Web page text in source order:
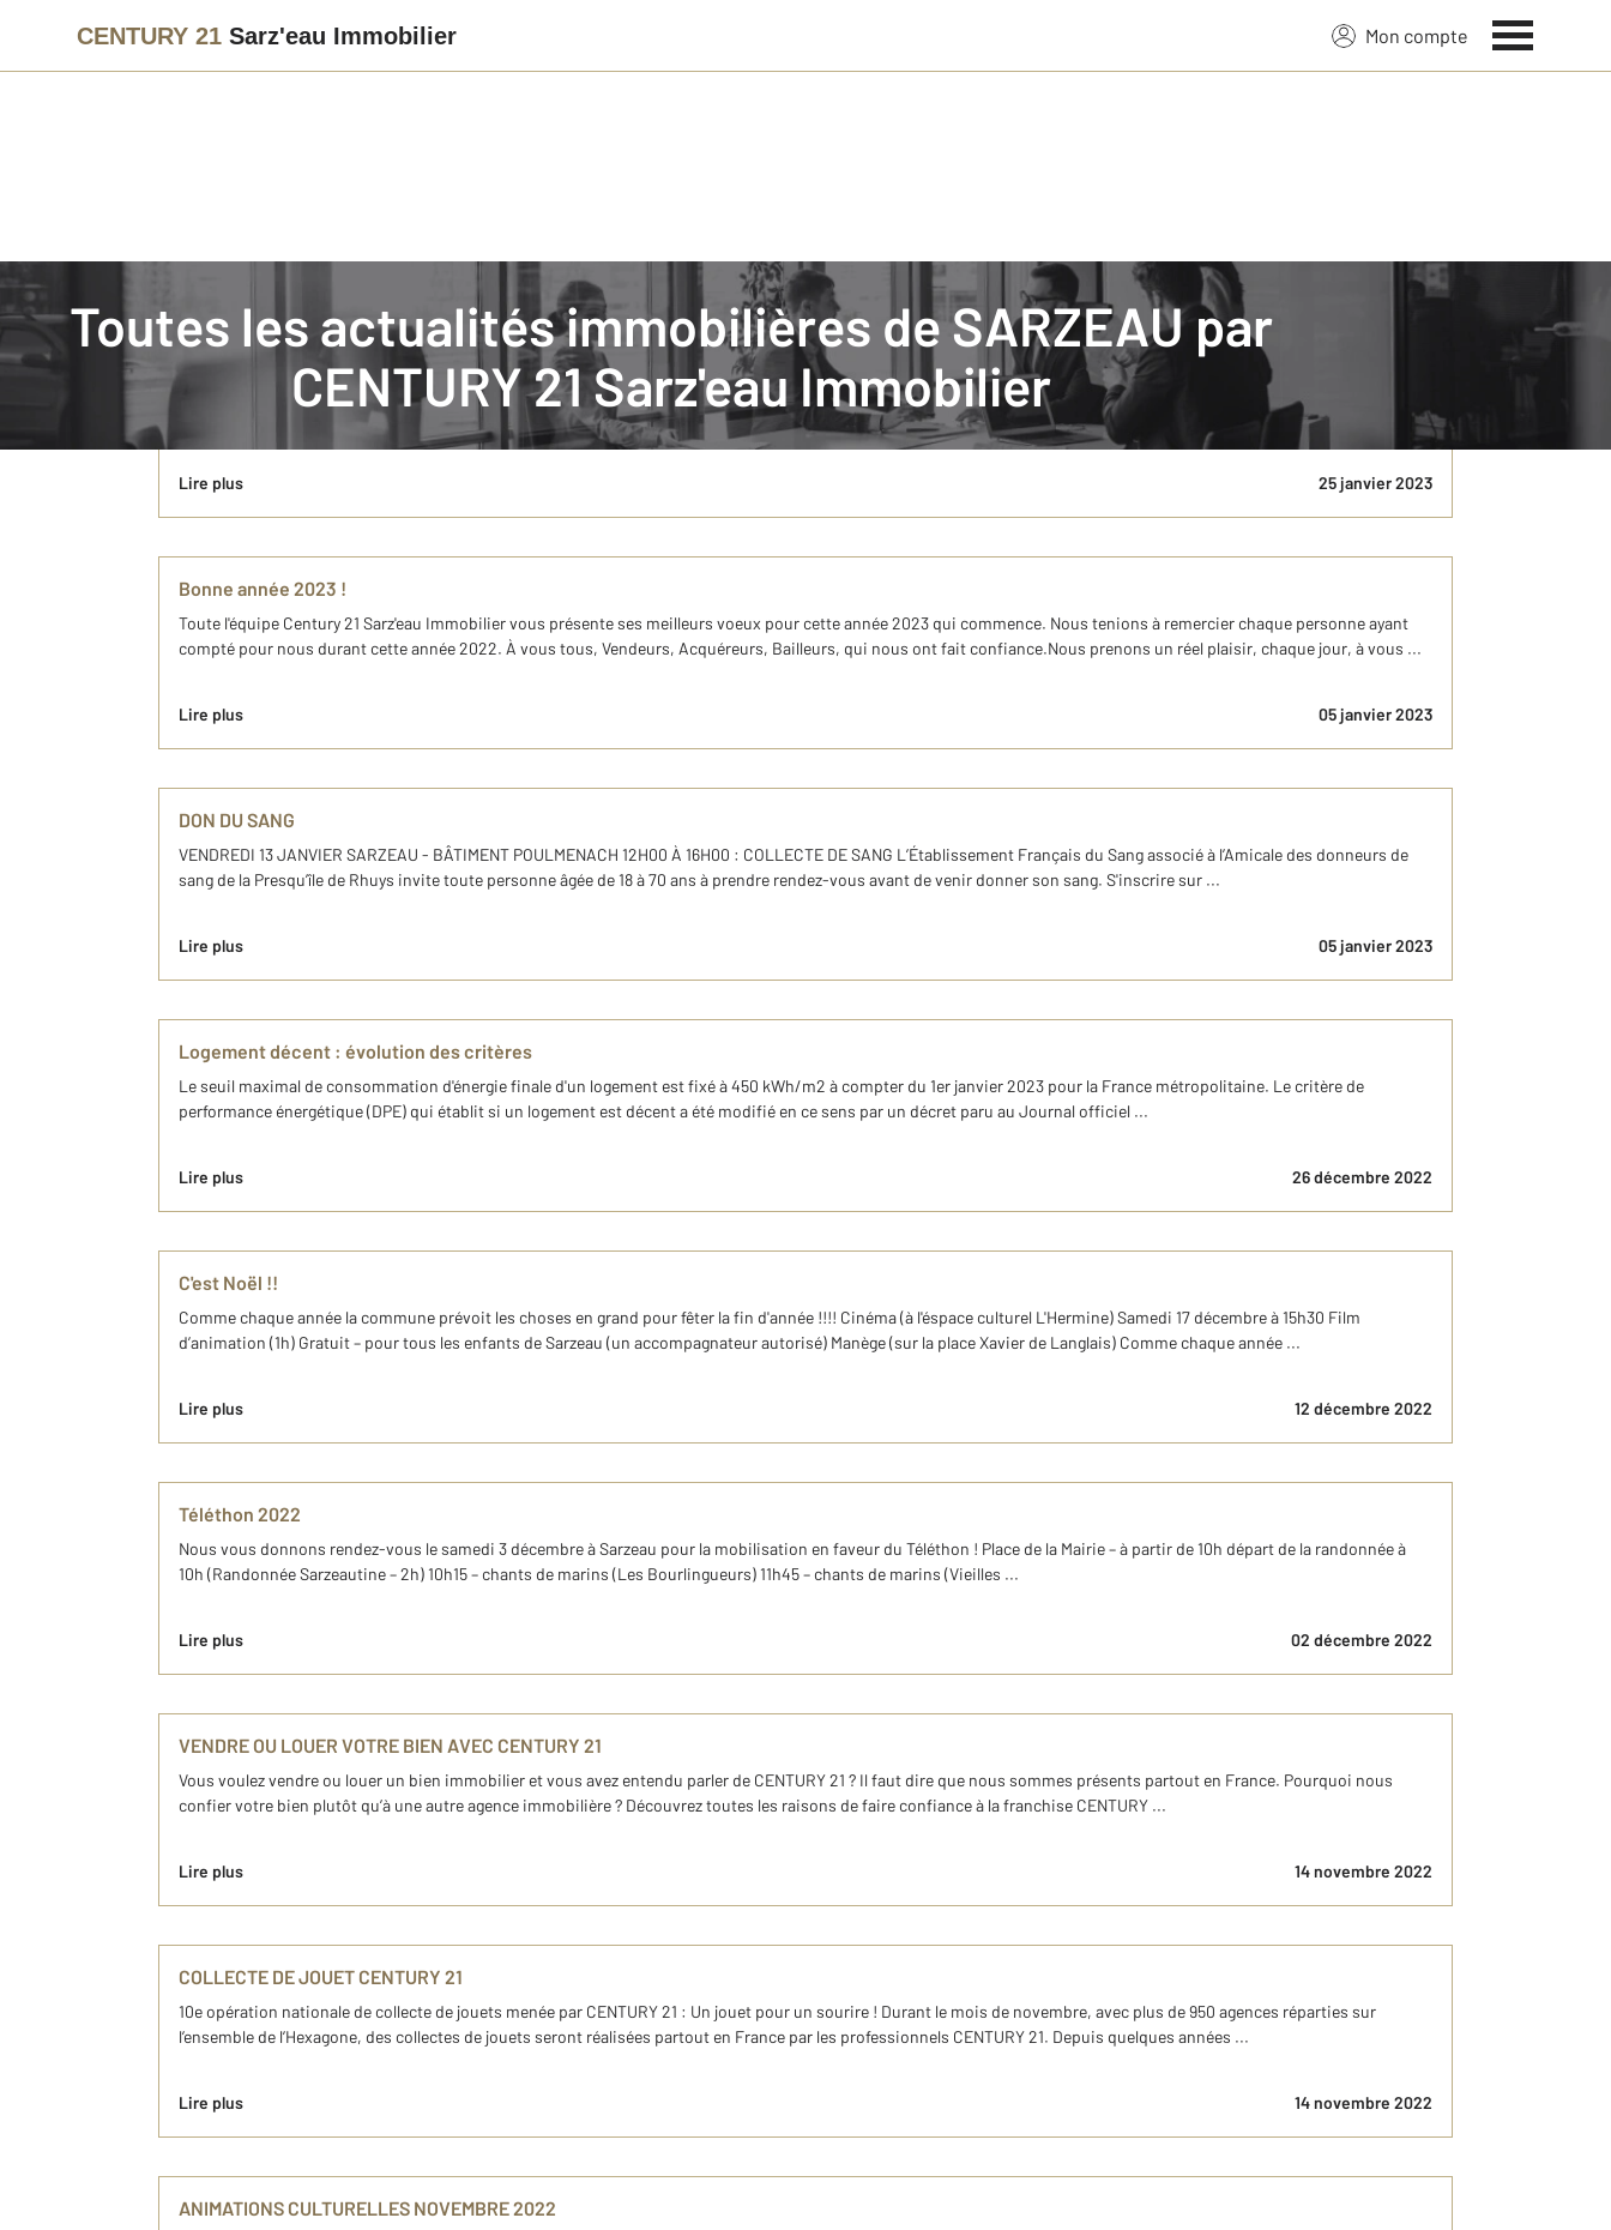
CENTURY 21 Sarz'eau Immobilier Mon compte
Toutes les actualités immobilières de SARZEAU par
CENTURY 21 Sarz'eau Immobilier
QUELLES AIDES POUR AMELIORER LA PERFOMANCES ENERGETIQUES DE SON LOGEMENT ?
Vous êtes décidé à engager des travaux de rénovation énergétique afin d'améliorer les performances de votre logement ? Il existe de nombreuses aides pour vous aider à les
financer. "Pour les particuliers, il existe deux dispositifs majeurs : Ma Prim Rénov' accordée par l'Etat et des primes énergies accordées par ...
Lire plus 25 janvier 2023
Bonne année 2023 !
Toute l'équipe Century 21 Sarz'eau Immobilier vous présente ses meilleurs voeux pour cette année 2023 qui commence. Nous tenions à remercier chaque personne ayant
compté pour nous durant cette année 2022. À vous tous, Vendeurs, Acquéreurs, Bailleurs, qui nous ont fait confiance.Nous prenons un réel plaisir, chaque jour, à vous ...
Lire plus 05 janvier 2023
DON DU SANG
VENDREDI 13 JANVIER SARZEAU - BÂTIMENT POULMENACH 12H00 À 16H00 : COLLECTE DE SANG L’Établissement Français du Sang associé à l’Amicale des donneurs de
sang de la Presqu’île de Rhuys invite toute personne âgée de 18 à 70 ans à prendre rendez-vous avant de venir donner son sang. S'inscrire sur ...
Lire plus 05 janvier 2023
Logement décent : évolution des critères
Le seuil maximal de consommation d'énergie finale d'un logement est fixé à 450 kWh/m2 à compter du 1er janvier 2023 pour la France métropolitaine. Le critère de
performance énergétique (DPE) qui établit si un logement est décent a été modifié en ce sens par un décret paru au Journal officiel ...
Lire plus 26 décembre 2022
C'est Noël !!
Comme chaque année la commune prévoit les choses en grand pour fêter la fin d'année !!!! Cinéma (à l'éspace culturel L'Hermine) Samedi 17 décembre à 15h30 Film
d’animation (1h) Gratuit – pour tous les enfants de Sarzeau (un accompagnateur autorisé) Manège (sur la place Xavier de Langlais) Comme chaque année ...
Lire plus 12 décembre 2022
Téléthon 2022
Nous vous donnons rendez-vous le samedi 3 décembre à Sarzeau pour la mobilisation en faveur du Téléthon ! Place de la Mairie – à partir de 10h départ de la randonnée à
10h (Randonnée Sarzeautine – 2h) 10h15 – chants de marins (Les Bourlingueurs) 11h45 – chants de marins (Vieilles ...
Lire plus 02 décembre 2022
VENDRE OU LOUER VOTRE BIEN AVEC CENTURY 21
Vous voulez vendre ou louer un bien immobilier et vous avez entendu parler de CENTURY 21 ? Il faut dire que nous sommes présents partout en France. Pourquoi nous
confier votre bien plutôt qu’à une autre agence immobilière ? Découvrez toutes les raisons de faire confiance à la franchise CENTURY ...
Lire plus 14 novembre 2022
COLLECTE DE JOUET CENTURY 21
10e opération nationale de collecte de jouets menée par CENTURY 21 : Un jouet pour un sourire ! Durant le mois de novembre, avec plus de 950 agences réparties sur
l’ensemble de l’Hexagone, des collectes de jouets seront réalisées partout en France par les professionnels CENTURY 21. Depuis quelques années ...
Lire plus 14 novembre 2022
ANIMATIONS CULTURELLES NOVEMBRE 2022